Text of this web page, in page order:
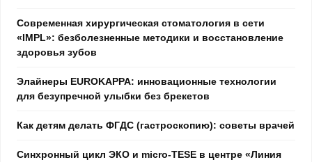
Современная хирургическая стоматология в сети
«IMPL»: безболезненные методики и восстановление
здоровья зубов
Элайнеры EUROKAPPA: инновационные технологии
для безупречной улыбки без брекетов
Как детям делать ФГДС (гастроскопию): советы врачей
Синхронный цикл ЭКО и micro-TESE в центре «Линия